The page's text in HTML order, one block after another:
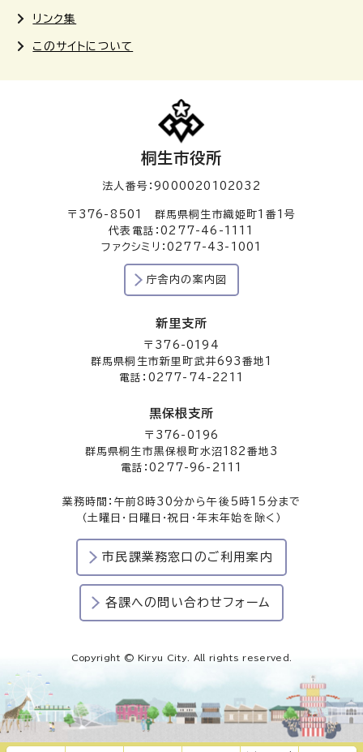
リンク集
このサイトについて
桐生市役所
法人番号：9000020102032
〒376-8501 群馬県桐生市織姫町1番1号
代表電話：0277-46-1111
ファクシミリ：0277-43-1001
庁舎内の案内図
新里支所
〒376-0194
群馬県桐生市新里町武井693番地1
電話：0277-74-2211
黒保根支所
〒376-0196
群馬県桐生市黒保根町水沼182番地3
電話：0277-96-2111
業務時間：午前8時30分から午後5時15分まで
（土曜日・日曜日・祝日・年末年始を除く）
市民課業務窓口のご利用案内
各課への問い合わせフォーム
Copyright © Kiryu City. All rights reserved.